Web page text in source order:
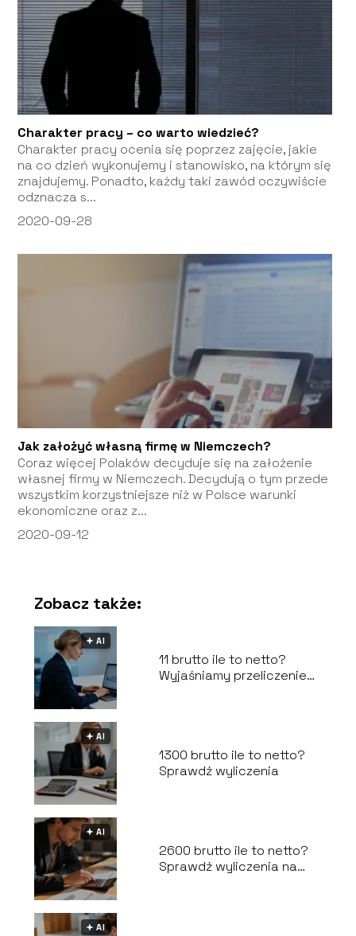
Charakter pracy – co warto wiedzieć?
Charakter pracy ocenia się poprzez zajęcie, jakie
na co dzień wykonujemy i stanowisko, na którym się
znajdujemy. Ponadto, każdy taki zawód oczywiście
odznacza s...
2020-09-28
Jak założyć własną firmę w Niemczech?
Coraz więcej Polaków decyduje się na założenie
własnej firmy w Niemczech. Decydują o tym przede
wszystkim korzystniejsze niż w Polsce warunki
ekonomiczne oraz z...
2020-09-12
Zobacz także:
🟅 AI
11 brutto ile to netto?
Wyjaśniamy przeliczenie
🟅 AI
1300 brutto ile to netto?
Sprawdź wyliczenia
🟅 AI
2600 brutto ile to netto?
Sprawdź wyliczenia na
🟅 AI